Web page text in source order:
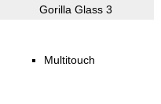
Gorilla Glass 3
Multitouch